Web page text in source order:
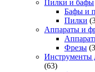
Пилки и бафы
Бафы и
Пилки
Аппараты и
Фрезы
Инструменты
(63)